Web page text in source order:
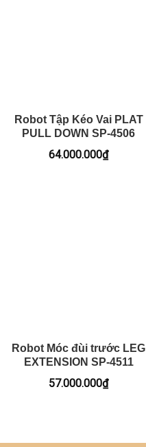
Robot Tập Kéo Vai PLAT
PULL DOWN SP-4506
64.000.000₫
Robot Móc đùi trước LEG
EXTENSION SP-4511
57.000.000₫